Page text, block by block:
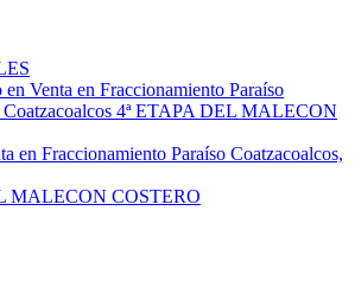
en Fraccionamiento Paraíso Coatzacoalcos,
MALECON COSTERO